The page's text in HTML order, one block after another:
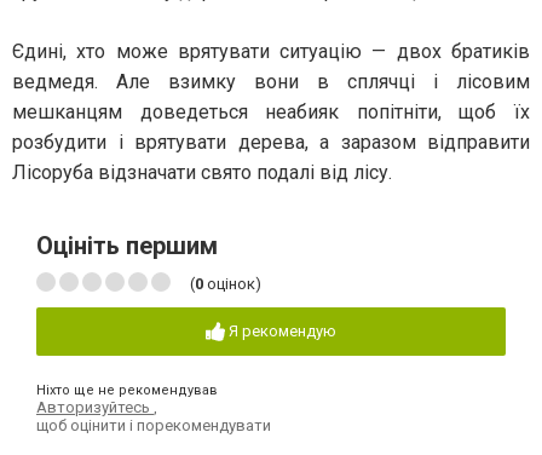
Єдині, хто може врятувати ситуацію — двох братиків
ведмедя. Але взимку вони в сплячці і лісовим
мешканцям доведеться неабияк попітніти, щоб їх
розбудити і врятувати дерева, а заразом відправити
Лісоруба відзначати свято подалі від лісу.
Оцініть першим
(0 оцінок)
Я рекомендую
Ніхто ще не рекомендував
Авторизуйтесь ,
щоб оцінити і порекомендувати